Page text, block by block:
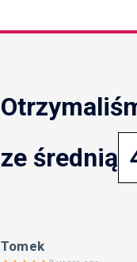
ze średnią
Tomek